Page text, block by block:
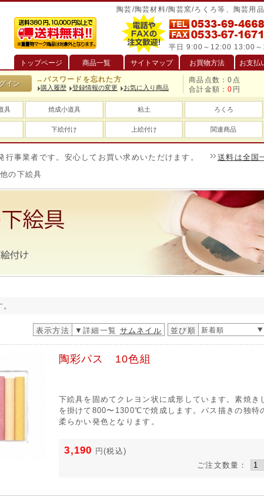
陶芸/陶芸材料/陶芸窯/ろくろ等、陶芸用
平日 9:00～12:00 13:00
トップページ
商品一覧 サイトマップ お買物方法 お支払
→パスワードを忘れた方
購入履歴 登録情報の変更 お気に入り商品
商品点数：0 点
合計金額：0 円
具 焼成小道具 粘土 ろくろ
下絵付け 上絵付け 関連商品
です。安心してお買い求めいただけます。
送料は全国一律
の下絵具
。
表示方法 ▼詳細一覧 サムネイル 並び順 新着順
陶彩パス 10色組
下絵具を固めてクレヨン状に成形しています。素焼き
を掛けて800〜1300℃で焼成します。パス描きの独特
柔らかい発色となります。
3,190 円(税込)
ご注文数量：